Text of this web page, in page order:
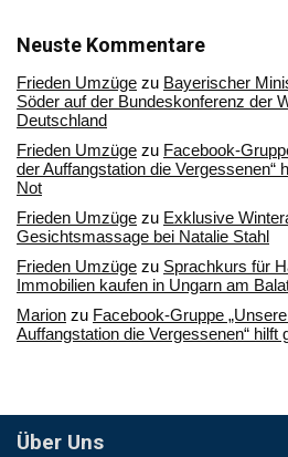
Archiv
Neuste Kommentare
Frieden Umzüge zu Bayerischer
Söder auf der Bundeskonferenz der
Deutschland
Frieden Umzüge zu Facebook-
der Auffangstation die Vergessenen“
Not
Frieden Umzüge zu Exklusive
Gesichtsmassage bei Natalie Stahl
Frieden Umzüge zu Sprachkurs für
Immobilien kaufen in Ungarn am
Marion zu Facebook-Gruppe
Auffangstation die Vergessenen“ hilft
Über Uns